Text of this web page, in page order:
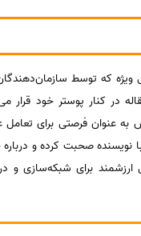
ویژه که توسط
در کنار پوستر خود قرار
به عنوان فرصتی برای
صحبت کرده و درباره
برای شبکه‌سازی و